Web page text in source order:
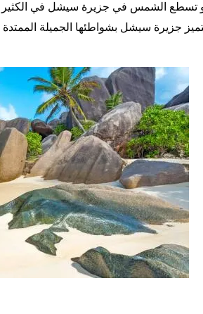
الشمس في جزيرة سيشل في الكثير من
جزيرة سيشل بشواطئها الجميلة